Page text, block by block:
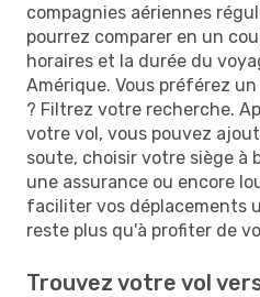
compagnies aériennes
pourrez comparer en un
horaires et la durée du
Amérique. Vous préférez
? Filtrez votre recherche.
votre vol, vous pouvez
soute, choisir votre siège à
une assurance ou encore
faciliter vos déplacements
reste plus qu'à profiter de
Trouvez votre vol